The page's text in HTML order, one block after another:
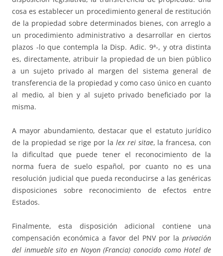
cosa es establecer un procedimiento general de restitución
de la propiedad sobre determinados bienes, con arreglo a
un procedimiento administrativo a desarrollar en ciertos
plazos -lo que contempla la Disp. Adic. 9ª-, y otra distinta
es, directamente, atribuir la propiedad de un bien público
a un sujeto privado al margen del sistema general de
transferencia de la propiedad y como caso único en cuanto
al medio, al bien y al sujeto privado beneficiado por la
misma.
A mayor abundamiento, destacar que el estatuto jurídico
de la propiedad se rige por la lex rei sitae, la francesa, con
la dificultad que puede tener el reconocimiento de la
norma fuera de suelo español, por cuanto no es una
resolución judicial que pueda reconducirse a las genéricas
disposiciones sobre reconocimiento de efectos entre
Estados.
Finalmente, esta disposición adicional contiene una
compensación económica a favor del PNV por la privación
del inmueble sito en Noyon (Francia) conocido como Hotel de